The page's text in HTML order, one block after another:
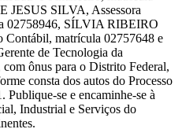
SILVA, Assessora
02758946, SÍLVIA RIBEIRO
Contábil, matrícula 02757648 e
de Tecnologia da
ônus para o Distrito Federal,
consta dos autos do Processo
se e encaminhe-se à
Industrial e Serviços do